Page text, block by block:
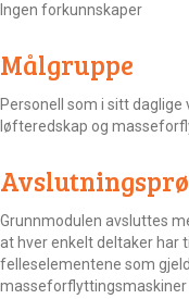
Ingen forkunnskaper
Målgruppe
Personell som i sitt
løfteredskap og
Grunnmodulen avsluttes
at hver enkelt deltaker har
felleselementene som
masseforflyttingsmaskiner